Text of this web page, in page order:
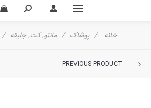
خانه / پوشاک / مانتو, کت, جلیقه /
PREVIOUS PRODUCT